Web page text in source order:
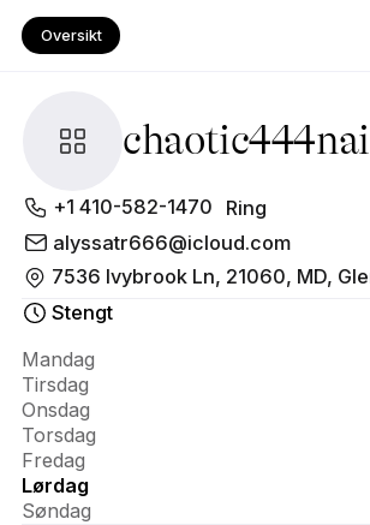
Oversikt
Om
chaotic444nails
+1 410-582-1470
Ring
alyssatr666@icloud.com
7536 Ivybrook Ln, 21060,
Stengt
Mandag
Tirsdag
Onsdag
Torsdag
Fredag
Lørdag
Søndag